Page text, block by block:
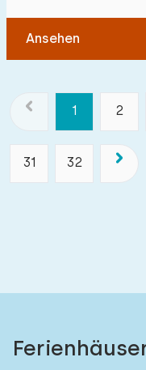
Ansehen
1 2
31 32